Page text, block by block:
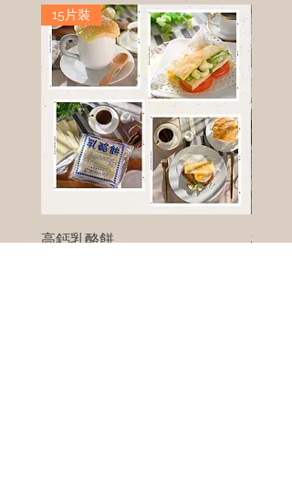
15片裝
高鈣乳酪餅 樹葡萄